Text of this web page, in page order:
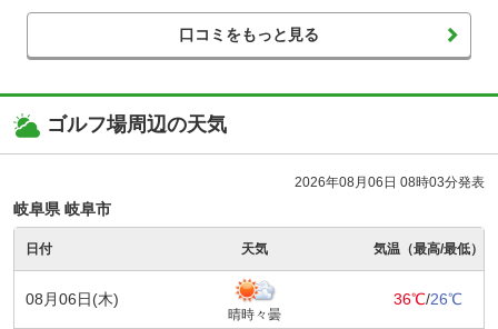
口コミをもっと見る
ゴルフ場周辺の天気
2026年08月06日 08時03分発表
岐阜県 岐阜市
日付 天気 気温（最高/最低）
08月06日(木)
晴時々曇
36℃/26℃